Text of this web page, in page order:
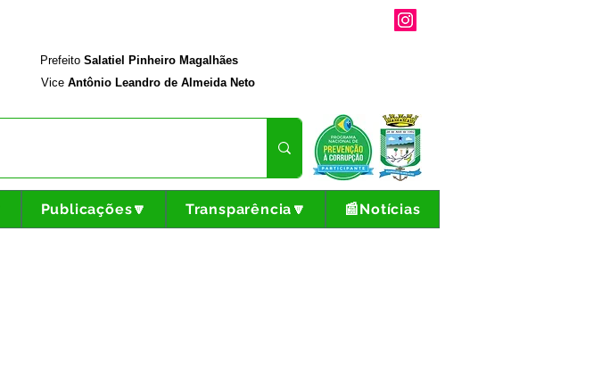
Prefeito Salatiel Pinheiro Magalhães
Vice Antônio Leandro de Almeida Neto
Publicações🔽 Transparência🔽 📰Notícias